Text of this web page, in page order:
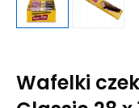
Wafelki